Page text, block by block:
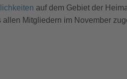
auf dem Gebiet der
allen Mitgliedern im November